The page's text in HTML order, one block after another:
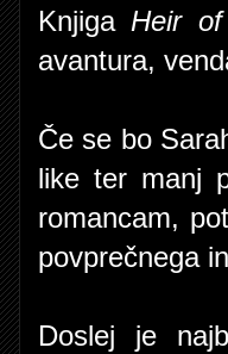
Knjiga Heir
avantura,
Če se bo
like ter manj
romancam,
povprečnega
Doslej je